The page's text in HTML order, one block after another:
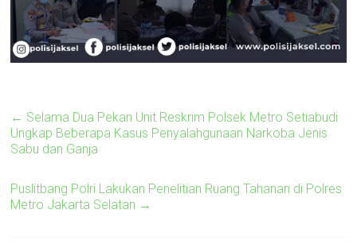
← Selama Dua Pekan Unit Reskrim Polsek Metro Setiabudi
Ungkap Beberapa Kasus Penyalahgunaan Narkoba Jenis
Sabu dan Ganja
Puslitbang Polri Lakukan Penelitian Ruang Tahanan di Polres
Metro Jakarta Selatan →